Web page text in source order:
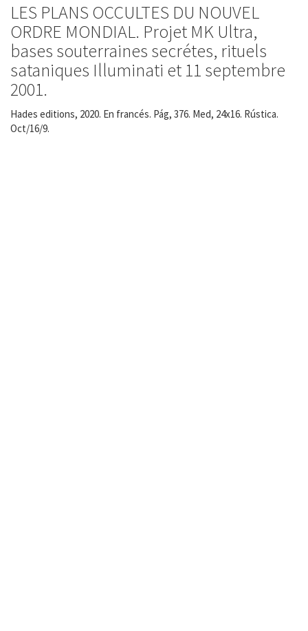
LES PLANS OCCULTES DU NOUVEL
ORDRE MONDIAL. Projet MK Ultra,
bases souterraines secrétes, rituels
sataniques Illuminati et 11 septembre
2001.
Hades editions, 2020. En francés. Pág, 376. Med, 24x16. Rústica.
Oct/16/9.